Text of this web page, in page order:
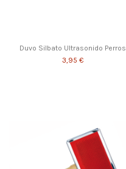
Duvo Silbato Ultrasonido Perros
3,95 €